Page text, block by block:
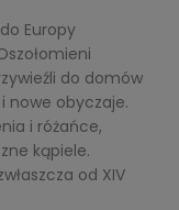
Europy
do domów
nowe obyczaje.
i różańce,
kąpiele.
od XIV